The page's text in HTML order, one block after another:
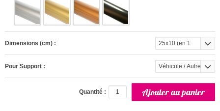
Dimensions (cm) :
25x10 (en 1
partie)
Pour Support :
Véhicule / Autre
(Exterieur)
Quantité :